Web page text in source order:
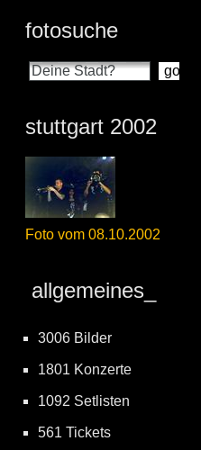
fotosuche
stuttgart 2002
Foto vom 08.10.2002
allgemeines_
3006 Bilder
1801 Konzerte
1092 Setlisten
561 Tickets